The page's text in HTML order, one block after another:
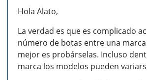
Hola Alato,
La verdad es que es complicado
número de botas entre una
mejor es probárselas. Incluso
marca los modelos pueden